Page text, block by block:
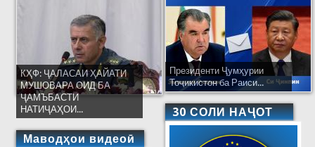
КҲФ: ҶАЛАСАИ ҲАЙАТИ
МУШОВАРА ОИД БА
ҶАМЪБАСТИ
НАТИҶАҲОИ...
Маводҳои видеоӣ
Президенти Ҷумҳурии
Тоҷикистон ба Раиси...
30 СОЛИ НАҶОТ